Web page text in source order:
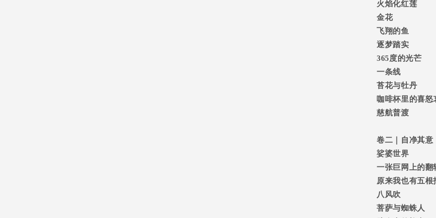
火焰化红莲
金花
飞翔的鱼
逐梦踏实
365度的光芒
一条线
苔花与牡丹
咖啡杯里的喜怒
慈航普渡
卷二｜自净其意
娑婆世界
一张巨网上的翻
原来我也有五根
八风吹
菩萨与蜘蛛人